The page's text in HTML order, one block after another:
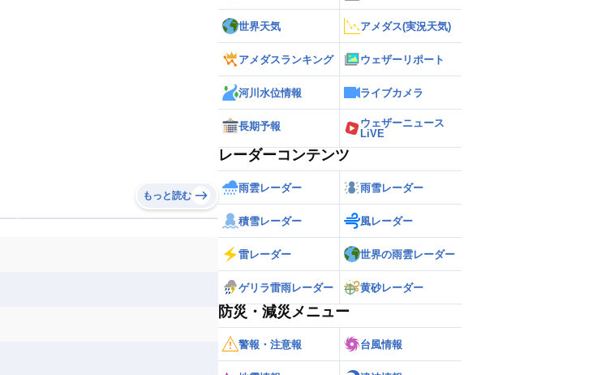
もっと読む
世界天気 アメダス(実況天気)
アメダスランキング ウェザーリポート
河川水位情報 ライブカメラ
長期予報
ウェザーニュース
LiVE
レーダーコンテンツ
雨雲レーダー 雨雪レーダー
積雪レーダー 風レーダー
雷レーダー 世界の雨雲レーダー
ゲリラ雷雨レーダー 黄砂レーダー
防災・減災メニュー
警報・注意報 台風情報